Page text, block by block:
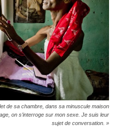
de sa chambre, dans sa minuscule maison
on s’interroge sur mon sexe. Je suis leur
sujet de conversation. »